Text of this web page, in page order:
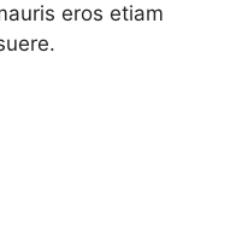
eros etiam